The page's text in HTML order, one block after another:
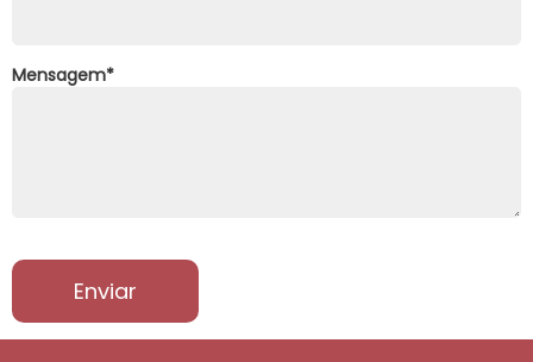
Mensagem*
Enviar